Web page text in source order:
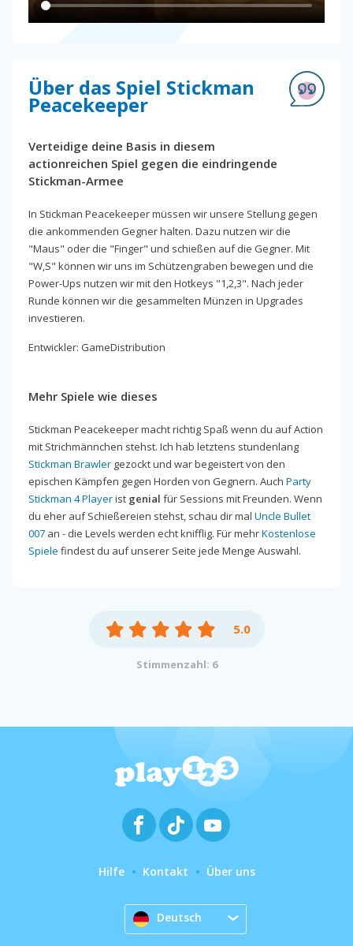
Über das Spiel Stickman
Peacekeeper
Verteidige deine Basis in diesem
actionreichen Spiel gegen die eindringende
Stickman-Armee
In Stickman Peacekeeper müssen wir unsere Stellung gegen
die ankommenden Gegner halten. Dazu nutzen wir die
"Maus" oder die "Finger" und schießen auf die Gegner. Mit
"W,S" können wir uns im Schützengraben bewegen und die
Power-Ups nutzen wir mit den Hotkeys "1,2,3". Nach jeder
Runde können wir die gesammelten Münzen in Upgrades
investieren.
Entwickler: GameDistribution
Mehr Spiele wie dieses
Stickman Peacekeeper macht richtig Spaß wenn du auf Action
mit Strichmännchen stehst. Ich hab letztens stundenlang
Stickman Brawler gezockt und war begeistert von den
epischen Kämpfen gegen Horden von Gegnern. Auch Party
Stickman 4 Playerist genial für Sessions mit Freunden. Wenn
du eher auf Schießereien stehst, schau dir mal Uncle Bullet
007 an - die Levels werden echt knifflig. Für mehrKostenlose
Spiele findest du auf unserer Seite jede Menge Auswahl.
5.0
Stimmenzahl: 6
Hilfe Kontakt Über uns
Deutsch